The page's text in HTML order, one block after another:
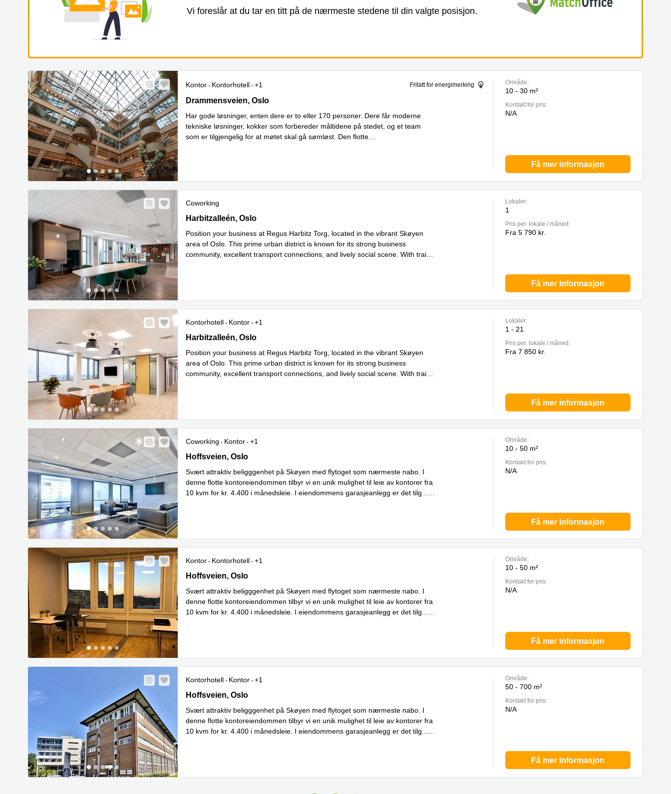
Vi foreslår at du tar en titt på de nærmeste stedene til din valgte posisjon.
Kontor Kontorhotell +1 Fritatt for energimerking
Drammensveien 165, Oslo
Drammensveien, Oslo
Har gode løsninger, enten dere er to eller 170 personer. Dere får moderne
tekniske løsninger, kokker som forbereder måltidene på stedet, og et team
som er tilgjengelig for at møtet skal gå sømløst. Den flotte
Område:
10 - 30 m²
Kontakt for pris:
N/A
Få mer informasjon
Coworking
Harbitzalleén 5, Oslo
Harbitzalleén, Oslo
Position your business at Regus Harbitz Torg, located in the vibrant Skøyen
area of Oslo. This prime urban district is known for its strong business
community, excellent transport connections, and lively social scene. With train
Lokaler:
1
Pris per. lokale / måned:
Fra 5 790 kr.
Få mer informasjon
Kontorhotell Kontor
+1
Harbitzalleén 5, Oslo
Harbitzalleén, Oslo
Position your business at Regus Harbitz Torg, located in the vibrant Skøyen
area of Oslo. This prime urban district is known for its strong business
community, excellent transport connections, and lively social scene. With train
Lokaler:
1 - 21
Pris per. lokale / måned:
Fra 7 850 kr.
Få mer informasjon
Coworking Kontor
+1
Hoffsveien 1, Oslo
Hoffsveien, Oslo
Svært attraktiv beligggenhet på Skøyen med flytoget som nærmeste nabo. I
denne flotte kontoreiendommen tilbyr vi en unik mulighet til leie av kontorer fra
10 kvm for kr. 4.400 i månedsleie. I eiendommens garasjeanlegg er det tilg
Område:
10 - 50 m²
Kontakt for pris:
N/A
Få mer informasjon
Kontor Kontorhotell
+1
Hoffsveien 1, Oslo
Hoffsveien, Oslo
Svært attraktiv beligggenhet på Skøyen med flytoget som nærmeste nabo. I
denne flotte kontoreiendommen tilbyr vi en unik mulighet til leie av kontorer fra
10 kvm for kr. 4.400 i månedsleie. I eiendommens garasjeanlegg er det tilg
Område:
10 - 50 m²
Kontakt for pris:
N/A
Få mer informasjon
Kontorhotell Kontor
+1
Hoffsveien 1, Oslo
Hoffsveien, Oslo
Svært attraktiv beligggenhet på Skøyen med flytoget som nærmeste nabo. I
denne flotte kontoreiendommen tilbyr vi en unik mulighet til leie av kontorer fra
10 kvm for kr. 4.400 i månedsleie. I eiendommens garasjeanlegg er det tilg
Område:
50 - 700 m²
Kontakt for pris:
N/A
Få mer informasjon